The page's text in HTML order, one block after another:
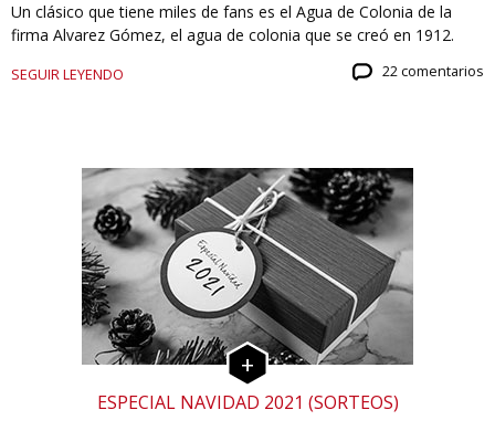
Un clásico que tiene miles de fans es el Agua de Colonia de la
firma Alvarez Gómez, el agua de colonia que se creó en 1912.
SEGUIR LEYENDO 22 comentarios
ESPECIAL NAVIDAD 2021 (SORTEOS)